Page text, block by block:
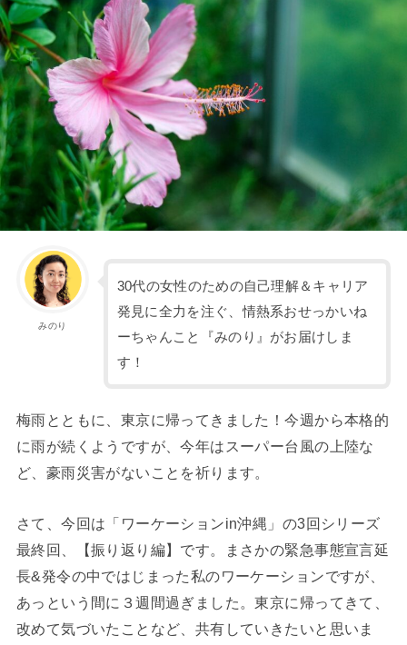
みのり
30代の女性のための自己理解＆キャリア
発見に全力を注ぐ、情熱系おせっかいね
ーちゃんこと『みのり』がお届けしま
す！
梅雨とともに、東京に帰ってきました！今週から本格的
に雨が続くようですが、今年はスーパー台風の上陸な
ど、豪雨災害がないことを祈ります。
さて、今回は「ワーケーションin沖縄」の3回シリーズ
最終回、【振り返り編】です。まさかの緊急事態宣言延
長&発令の中ではじまった私のワーケーションですが、
あっという間に３週間過ぎました。東京に帰ってきて、
改めて気づいたことなど、共有していきたいと思いま